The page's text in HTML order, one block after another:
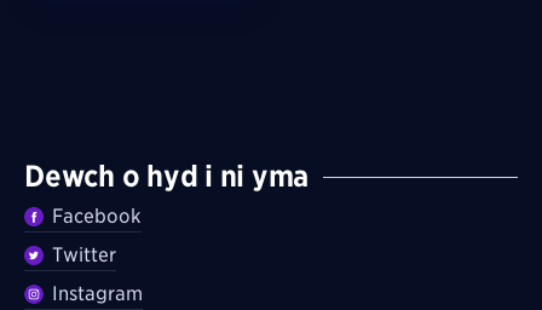
Dewch o hyd i ni yma
Facebook
Twitter
Instagram